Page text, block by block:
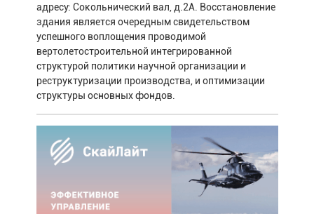
адресу: Сокольнический вал, д.2А. Восстановление
здания является очередным свидетельством
успешного воплощения проводимой
вертолетостроительной интегрированной
структурой политики научной организации и
реструктуризации производства, и оптимизации
структуры основных фондов.